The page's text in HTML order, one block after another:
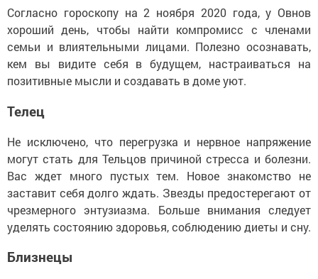
Согласно гороскопу на 2 ноября 2020 года, у Овнов
хороший день, чтобы найти компромисс с членами
семьи и влиятельными лицами. Полезно осознавать,
кем вы видите себя в будущем, настраиваться на
позитивные мысли и создавать в доме уют.
Телец
Не исключено, что перегрузка и нервное напряжение
могут стать для Тельцов причиной стресса и болезни.
Вас ждет много пустых тем. Новое знакомство не
заставит себя долго ждать. Звезды предостерегают от
чрезмерного энтузиазма. Больше внимания следует
уделять состоянию здоровья, соблюдению диеты и сну.
Близнецы